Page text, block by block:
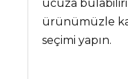
ucuza
ürünümüzle
seçimi yapın.